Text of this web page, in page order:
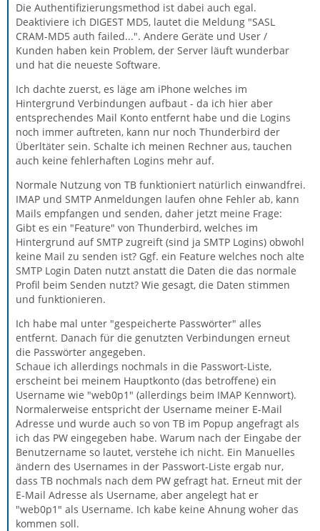
Die Authentifizierungsmethod ist dabei auch egal.
Deaktiviere ich DIGEST MD5, lautet die Meldung "SASL
CRAM-MD5 auth failed...". Andere Geräte und User /
Kunden haben kein Problem, der Server läuft wunderbar
und hat die neueste Software.
Ich dachte zuerst, es läge am iPhone welches im
Hintergrund Verbindungen aufbaut - da ich hier aber
entsprechendes Mail Konto entfernt habe und die Logins
noch immer auftreten, kann nur noch Thunderbird der
Überltäter sein. Schalte ich meinen Rechner aus, tauchen
auch keine fehlerhaften Logins mehr auf.
Normale Nutzung von TB funktioniert natürlich einwandfrei.
IMAP und SMTP Anmeldungen laufen ohne Fehler ab, kann
Mails empfangen und senden, daher jetzt meine Frage:
Gibt es ein "Feature" von Thunderbird, welches im
Hintergrund auf SMTP zugreift (sind ja SMTP Logins) obwohl
keine Mail zu senden ist? Ggf. ein Feature welches noch alte
SMTP Login Daten nutzt anstatt die Daten die das normale
Profil beim Senden nutzt? Wie gesagt, die Daten stimmen
und funktionieren.
Ich habe mal unter "gespeicherte Passwörter" alles
entfernt. Danach für die genutzten Verbindungen erneut
die Passwörter angegeben.
Schaue ich allerdings nochmals in die Passwort-Liste,
erscheint bei meinem Hauptkonto (das betroffene) ein
Username wie "web0p1" (allerdings beim IMAP Kennwort).
Normalerweise entspricht der Username meiner E-Mail
Adresse und wurde auch so von TB im Popup angefragt als
ich das PW eingegeben habe. Warum nach der Eingabe der
Benutzername so lautet, verstehe ich nicht. Ein Manuelles
ändern des Usernames in der Passwort-Liste ergab nur,
dass TB nochmals nach dem PW gefragt hat. Erneut mit der
E-Mail Adresse als Username, aber angelegt hat er
"web0p1" als Username. Ich kabe keine Ahnung woher das
kommen soll.